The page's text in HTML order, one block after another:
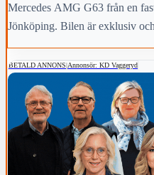
Mercedes AMG G63 från en
Jönköping. Bilen är exklusiv
BETALD ANNONS|Annonsör: KD Vaggeryd